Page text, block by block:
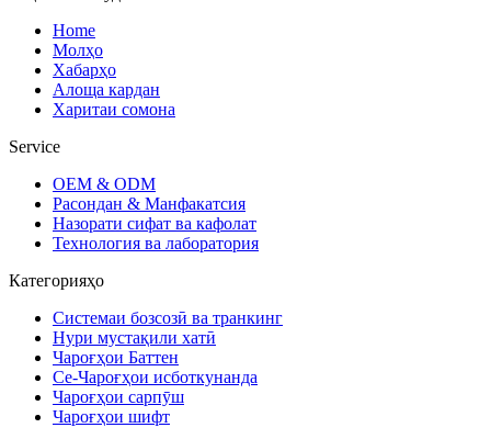
Home
Молҳо
Хабарҳо
Алоща кардан
Харитаи сомона
Service
OEM & ODM
Расондан & Манфакатсия
Назорати сифат ва кафолат
Технология ва лаборатория
Категорияҳо
Системаи бозсозӣ ва транкинг
Нури мустақили хатӣ
Чароғҳои Баттен
Се-Чароғҳои исботкунанда
Чароғҳои сарпӯш
Чароғҳои шифт